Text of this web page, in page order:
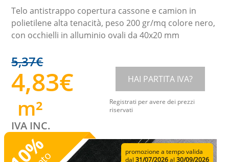
Telo antistrappo copertura cassone e camion in
polietilene alta tenacità, peso 200 gr/mq colore nero,
con occhielli in alluminio ovali da 40x20 mm
5,37€
4,83€
m²
IVA INC.
HAI PARTITA IVA?
Registrati per avere dei prezzi
riservati
%
promozione a tempo valida
dal 31/07/2026al 30/09/2026